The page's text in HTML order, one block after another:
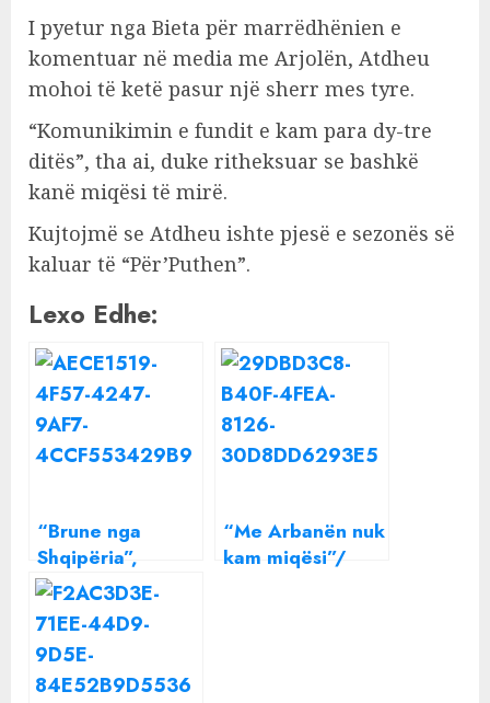
I pyetur nga Bieta për marrëdhënien e
komentuar në media me Arjolën, Atdheu
mohoi të ketë pasur një sherr mes tyre.
“Komunikimin e fundit e kam para dy-tre
ditës”, tha ai, duke ritheksuar se bashkë
kanë miqësi të mirë.
Kujtojmë se Atdheu ishte pjesë e sezonës së
kaluar të “Për’Puthen”.
Lexo Edhe:
“Brune nga
Shqipëria”,
Atdheu
konfirmon
lidhjen, por të
gjithëve i shkon
mendja në një
“Me Arbanën nuk
kam miqësi”/